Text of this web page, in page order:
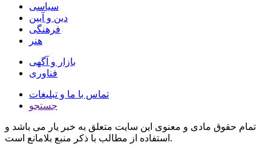
سیاسی
دین و آیین
فرهنگی
هنر
بازار و آگهی
فناوری
تماس با ما و تبلیغات
جستجو
تمام حقوق مادی و معنوی این سایت متعلق به خبر یار می باشد و
استفاده از مطالب با ذکر منبع بلامانع است.